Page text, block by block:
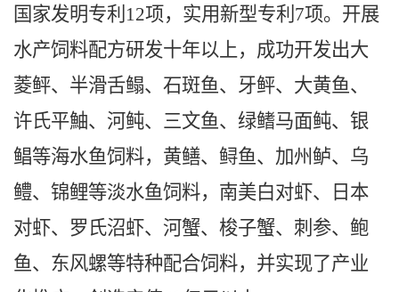
国家发明专利12项，实用新型专利7项。开展
水产饲料配方研发十年以上，成功开发出大
菱鲆、半滑舌鳎、石斑鱼、牙鲆、大黄鱼、
许氏平鮋、河鲀、三文鱼、绿鳍马面鲀、银
鲳等海水鱼饲料，黄鳝、鲟鱼、加州鲈、乌
鳢、锦鲤等淡水鱼饲料，南美白对虾、日本
对虾、罗氏沼虾、河蟹、梭子蟹、刺参、鲍
鱼、东风螺等特种配合饲料，并实现了产业